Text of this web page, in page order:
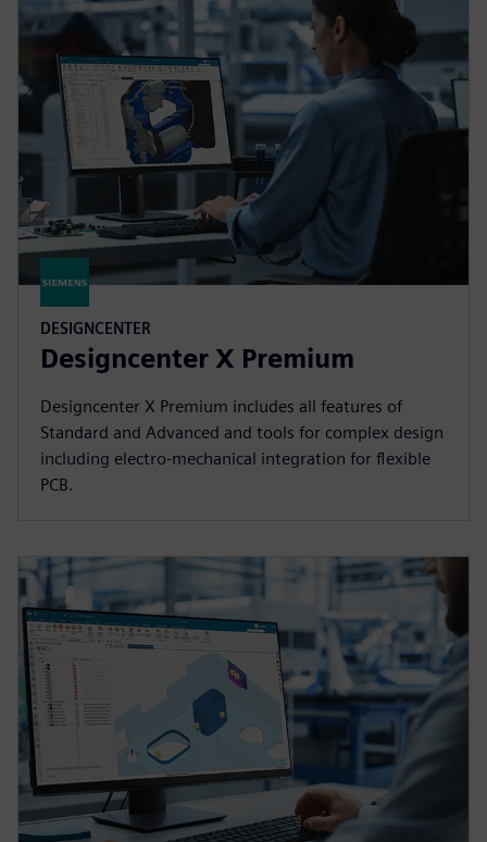
DESIGNCENTER
Designcenter X Premium
Designcenter X Premium includes all features of
Standard and Advanced and tools for complex design
including electro-mechanical integration for flexible
PCB.